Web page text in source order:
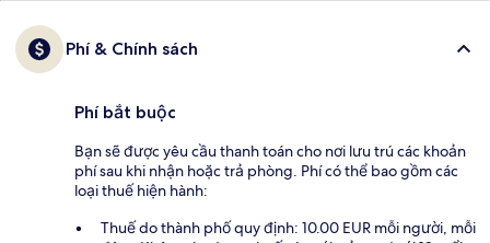
Phí & Chính sách
Phí bắt buộc
Bạn sẽ được yêu cầu thanh toán cho nơi lưu trú các khoản
phí sau khi nhận hoặc trả phòng. Phí có thể bao gồm các
loại thuế hiện hành:
Thuế do thành phố quy định: 10.00 EUR mỗi người, mỗi